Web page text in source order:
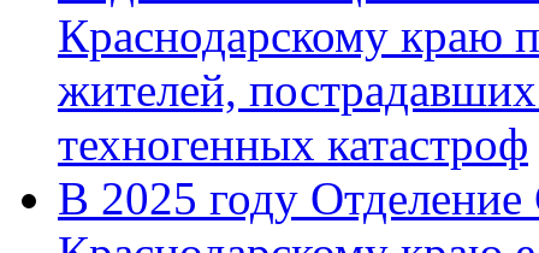
Краснодарскому краю
жителей,
техногенных катастроф
В 2025 году